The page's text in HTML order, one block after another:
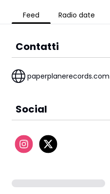
Feed Radio date
Contatti
paperplanerecords.com
Social